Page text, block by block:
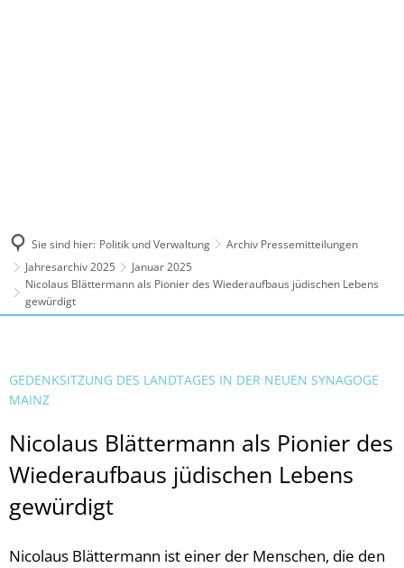
Sie sind hier: Politik und Verwaltung
Archiv Pressemitteilungen
Jahresarchiv 2025
Januar 2025
Nicolaus Blättermann als Pionier des Wiederaufbaus jüdischen Lebens
gewürdigt
GEDENKSITZUNG DES LANDTAGES IN DER NEUEN SYNAGOGE
MAINZ
Nicolaus Blättermann als Pionier des
Wiederaufbaus jüdischen Lebens
gewürdigt
Nicolaus Blättermann ist einer der Menschen, die den